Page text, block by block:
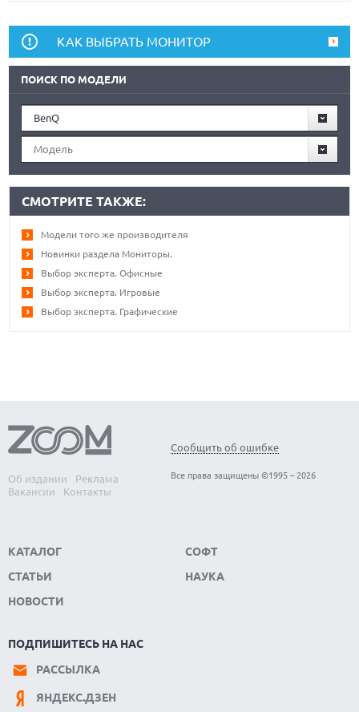
КАК ВЫБРАТЬ МОНИТОР
ПОИСК ПО МОДЕЛИ
BenQ
Модель
СМОТРИТЕ ТАКЖЕ:
Модели того же производителя
Новинки раздела Мониторы.
Выбор эксперта. Офисные
Выбор эксперта. Игровые
Выбор эксперта. Графические
Об издании
Реклама
Вакансии
Контакты
Сообщить об ошибке
Все права защищены ©1995 – 2026
КАТАЛОГ
СТАТЬИ
НОВОСТИ
СОФТ
НАУКА
ПОДПИШИТЕСЬ НА НАС
РАССЫЛКА
ЯНДЕКС.ДЗЕН